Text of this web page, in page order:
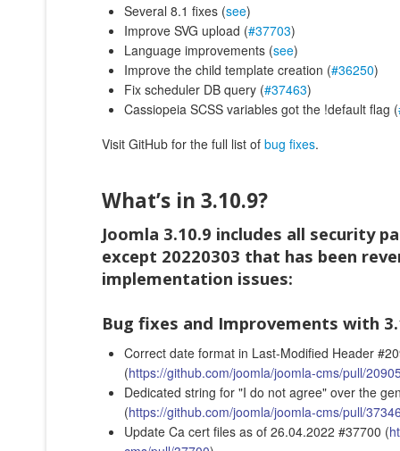
Several 8.1 fixes (see)
Improve SVG upload (#37703)
Language improvements (see)
Improve the child template creation (#36250)
Fix scheduler DB query (#37463)
Cassiopeia SCSS variables got the !default flag (
Visit GitHub for the full list of bug fixes.
What’s in 3.10.9?
Joomla 3.10.9 includes all security
except 20220303 that has been
implementation issues:
Bug fixes and Improvements with
Correct date format in Last-Modified Header
(https://github.com/joomla/joomla-cms/pull/
Dedicated string for "I do not agree" over the
(https://github.com/joomla/joomla-cms/pull/
Update Ca cert files as of 26.04.2022 #37700 (